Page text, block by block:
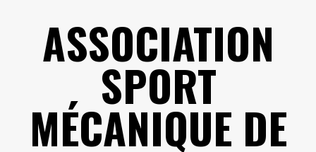
ASSOCIATION
SPORT
MÉCANIQUE DE